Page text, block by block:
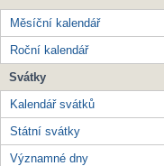
Měsíční kalendář
Roční kalendář
Svátky
Kalendář svátků
Státní svátky
Významné dny